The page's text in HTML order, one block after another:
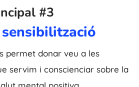
#3
permet donar veu a les
servim i conscienciar sobre la